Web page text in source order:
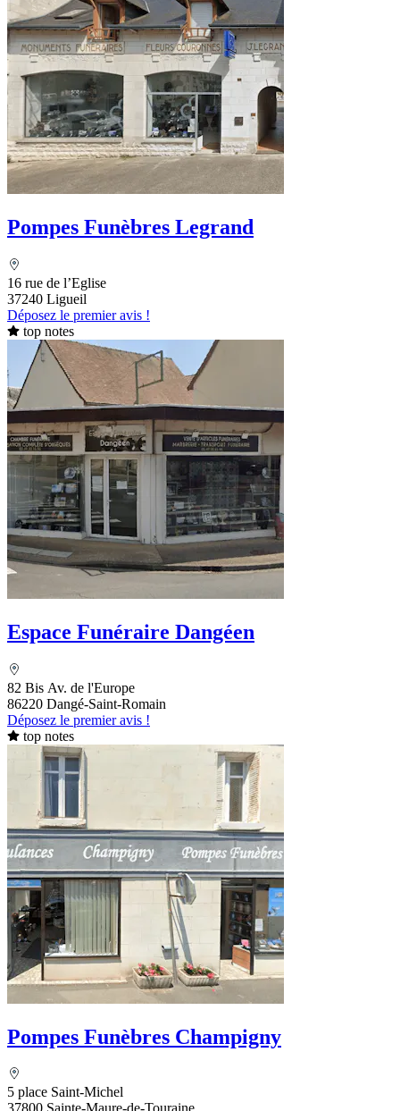
Pompes Funèbres Legrand
16 rue de l’Eglise
37240 Ligueil
Déposez le premier avis !
top notes
Espace Funéraire Dangéen
82 Bis Av. de l'Europe
86220 Dangé-Saint-Romain
Déposez le premier avis !
top notes
Pompes Funèbres Champigny
5 place Saint-Michel